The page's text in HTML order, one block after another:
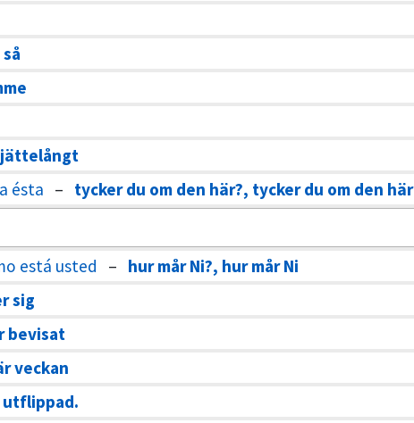
ésta – tycker du om den här?, tycker du om den här
está usted – hur mår Ni?, hur mår Ni
sig
bevisat
veckan
utflippad.